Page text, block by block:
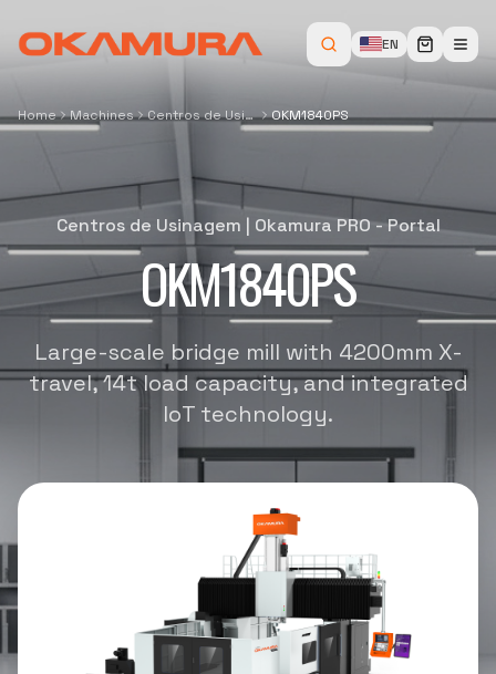
EN
Home Machines Centros de Usinagem OKM1840PS
Centros de Usinagem | Okamura PRO - Portal
OKM1840PS
Large-scale bridge mill with 4200mm X-
travel, 14t load capacity, and integrated
IoT technology.